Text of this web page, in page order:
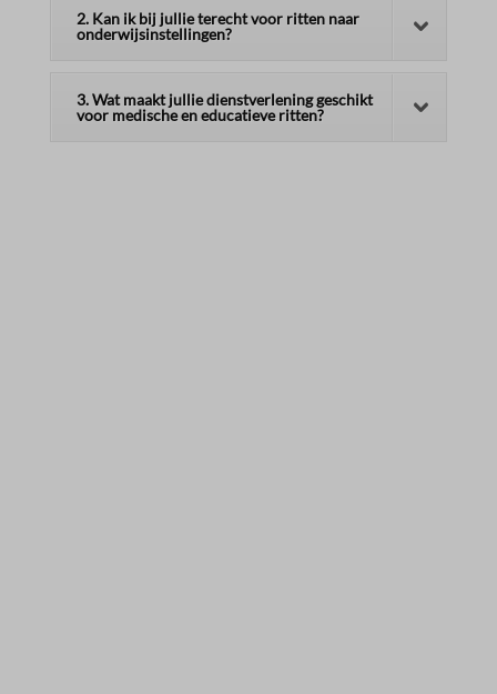
2. Kan ik bij jullie terecht voor ritten naar
onderwijsinstellingen?
3. Wat maakt jullie dienstverlening geschikt
voor medische en educatieve ritten?